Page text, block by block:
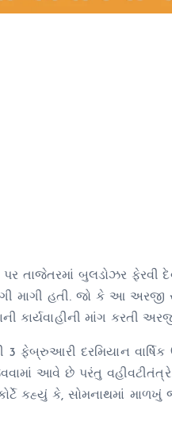
તાજેતરમાં બુલડોઝર ફેરવી
માગી હતી. જો કે આ
માંગ કરતી
દરમિયાન વાર્ષિક
આવે છે પરંતુ
કહ્યું કે, સોમનાથમાં માળખું